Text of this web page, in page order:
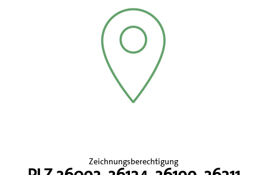
Zeichnungsberechtigung